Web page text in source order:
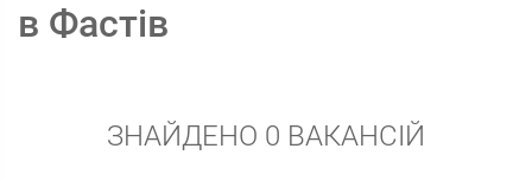
в Фастів
ЗНАЙДЕНО 0 ВАКАНСІЙ